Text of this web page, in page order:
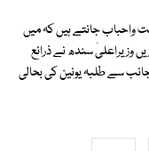
واحباب جانتے ہیں کہ میں
وزیراعلیٰ سندھ نے ذرائع
سے طلبہ یونین کی بحالی